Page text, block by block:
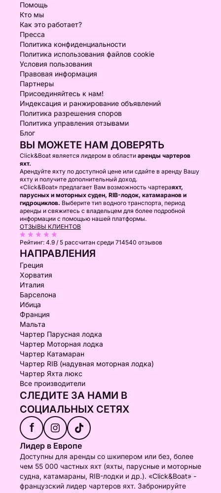
Помощь
Кто мы
Как это работает?
Пресса
Политика конфиденциальности
Политика использования файлов cookie
Условия пользования
Правовая информация
Партнеры
Присоединяйтесь к нам!
Индексация и ранжирование объявлений
Политика разрешения споров
Политика управления отзывами
Блог
ВЫ МОЖЕТЕ НАМ ДОВЕРЯТЬ
Click&Boat является лидером в области аренды чартеров
яхт.
Арендуйте яхту по доступной цене или сдайте в аренду Вашу
яхту и получите дополнительный доход.
«Click&Boat» предлагает Вам возможность чартераяхт,
парусных и моторных суден, RIB-лодок, катамаранов и
гидроциклов. Выберите тип водного транспорта, период
аренды и свяжитесь с владельцем для более подробной
информации с помощью нашей платформы.
ОТЗЫВЫ КЛИЕНТОВ
Рейтинг: 4.9 / 5 рассчитан среди 714540 отзывов
НАПРАВЛЕНИЯ
Греция
Хорватия
Италия
Барселона
Ибица
Франция
Мальта
Чартер Парусная лодка
Чартер Моторная лодка
Чартер Катамаран
Чартер RIB (надувная моторная лодка)
Чартер Яхта люкс
Все производители
СЛЕДИТЕ ЗА НАМИ В
СОЦИАЛЬНЫХ СЕТЯХ
f
Лидер в Европе
Доступны для аренды со шкипером или без, более
чем 55 000 частных яхт (яхты, парусные и моторные
судна, катамараны, RIB-лодки и др.). «Click&Boat» -
французский лидер чартеров яхт. Забронируйте